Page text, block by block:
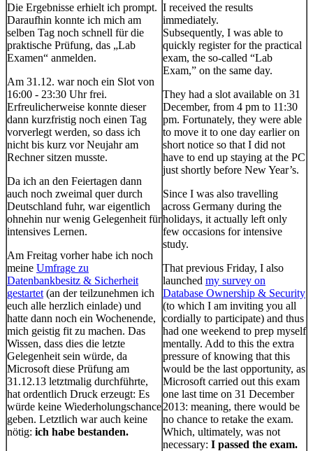
Die Ergebnisse erhielt ich prompt.
Daraufhin konnte ich mich am
selben Tag noch schnell für die
praktische Prüfung, das „Lab
Examen“ anmelden.
Am 31.12. war noch ein Slot von
16:00 - 23:30 Uhr frei.
Erfreulicherweise konnte dieser
dann kurzfristig noch einen Tag
vorverlegt werden, so dass ich
nicht bis kurz vor Neujahr am
Rechner sitzen musste.
Da ich an den Feiertagen dann
auch noch zweimal quer durch
Deutschland fuhr, war eigentlich
ohnehin nur wenig Gelegenheit für
intensives Lernen.
Am Freitag vorher habe ich noch
meine Umfrage zu
Datenbankbesitz & Sicherheit
gestartet (an der teilzunehmen ich
euch alle herzlich einlade) und
hatte dann noch ein Wochenende,
mich geistig fit zu machen. Das
Wissen, dass dies die letzte
Gelegenheit sein würde, da
Microsoft diese Prüfung am
31.12.13 letztmalig durchführte,
hat ordentlich Druck erzeugt: Es
würde keine Wiederholungschance
geben. Letztlich war auch keine
nötig: ich habe bestanden.
I received the results
immediately.
Subsequently, I was able to
quickly register for the practical
exam, the so-called “Lab
Exam,” on the same day.
They had a slot available on 31
December, from 4 pm to 11:30
pm. Fortunately, they were able
to move it to one day earlier on
short notice so that I did not
have to end up staying at the PC
just shortly before New Year’s.
Since I was also travelling
across Germany during the
holidays, it actually left only
few occasions for intensive
study.
That previous Friday, I also
launched my survey on
Database Ownership & Security
(to which I am inviting you all
cordially to participate) and thus
had one weekend to prep myself
mentally. Add to this the extra
pressure of knowing that this
would be the last opportunity, as
Microsoft carried out this exam
one last time on 31 December
2013: meaning, there would be
no chance to retake the exam.
Which, ultimately, was not
necessary: I passed the exam.